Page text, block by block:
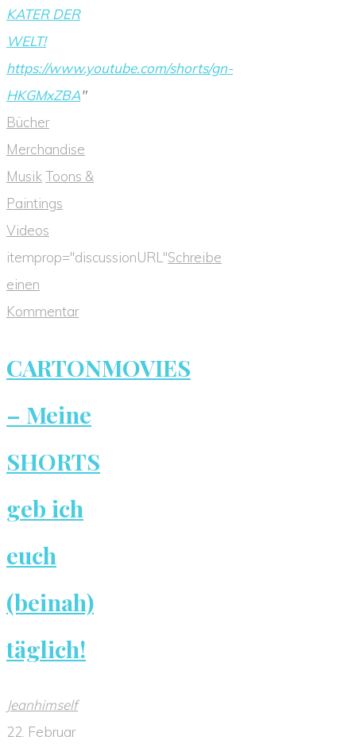
KATER DER
WELT!
https://www.youtube.com/shorts/gn-
HKGMxZBA"
Bücher
Merchandise
MusikToons &
Paintings
Videos
itemprop="discussionURL"Schreibe
einen
Kommentar
CARTONMOVIES
– Meine
SHORTS
geb ich
euch
(beinah)
täglich!
Jeanhimself
22. Februar